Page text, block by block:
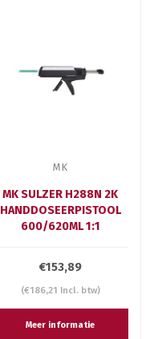
MK
MK SULZER H288N 2K
HANDDOSEERPISTOOL
600/620ML 1:1
€153,89
(€186,21 Incl. btw)
Meer informatie